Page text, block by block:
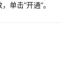
单击“开通”。